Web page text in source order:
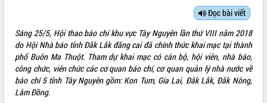
SỞ, BAN, NGÀNH
UBND CÁC XÃ, PHƯỜNG
THÔNG TIN CHỈ ĐẠO ĐIỀU HÀNH
Đọc bài viết
Sáng 25/5, Hội thao báo chí khu vực Tây Nguyên lần thứ VIII năm 2018
do Hội Nhà báo tỉnh Đắk Lắk đăng cai đã chính thức khai mạc tại thành
phố Buôn Ma Thuột. Tham dự khai mạc có cán bộ, hội viên, nhà báo,
công chức, viên chức các cơ quan báo chí, cơ quan quản lý nhà nước về
báo chí 5 tỉnh Tây Nguyên gồm: Kon Tum, Gia Lai, Đắk Lắk, Đắk Nông,
Lâm Đồng.